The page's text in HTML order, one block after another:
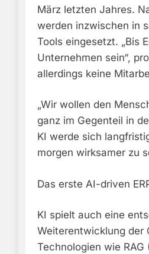
März letzten Jahres.
werden inzwischen in
Tools eingesetzt. „Bis
Unternehmen sein“,
allerdings keine
„Wir wollen den
ganz im Gegenteil in
KI werde sich
morgen wirksamer zu
Das erste AI-driven
KI spielt auch eine
Weiterentwicklung der
Technologien wie